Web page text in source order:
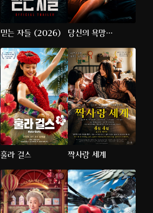
믿는 자들 (2026)
당신의 욕망
(2026)
훌라 걸스 짝사랑 세계